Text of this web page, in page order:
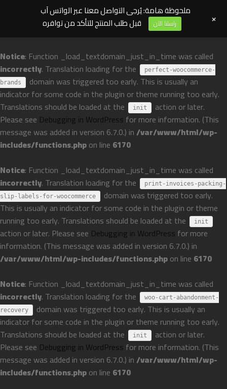
Notice: Function _load_textdomain_just_in_time was called
incorrectly. Translation loading for the
perfect-woocommerce-
brands
domain was triggered too early. This is usually an
indicator for some code in the plugin or theme running too early.
Translations should be loaded at the
init
action or later.
Please see Debugging in WordPress for more information. (This
message was added in version 6.7.0.) in/var/www/html/wp-
includes/functions.phpon line 6170
Notice: Function _load_textdomain_just_in_time was called
incorrectly. Translation loading for the
print-invoices-packing-
slip-labels-for-woocommerce
domain was triggered too early.
This is usually an indicator for some code in the plugin or theme
running too early. Translations should be loaded at the
init
action or later. Please see Debugging in WordPress for more
information. (This message was added in version 6.7.0.) in
/var/www/html/wp-includes/functions.phpon line 6170
Notice: Function _load_textdomain_just_in_time was called
incorrectly. Translation loading for the
woo-cart-abandonment-
recovery
domain was triggered too early. This is usually an
indicator for some code in the plugin or theme running too early.
Translations should be loaded at the
init
action or later.
Please see Debugging in WordPress for more information. (This
message was added in version 6.7.0.) in/var/www/html/wp-
includes/functions.phpon line 6170
ملحوظة هامة: يُرجى التواصل معنا عبر الواتس آب
قبل طلب المنتج للتأكد من توافره
راسلنا الآن +